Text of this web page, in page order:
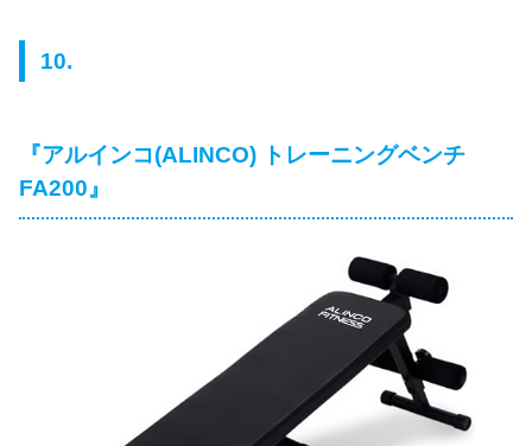
10.
『アルインコ(ALINCO) トレーニングベンチ
FA200』